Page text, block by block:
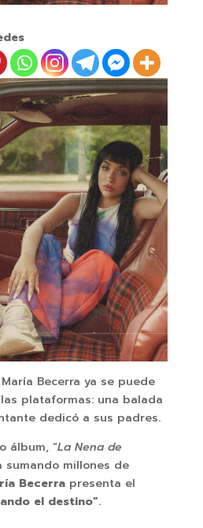
Becerra ya se puede
plataformas: una balada
dedicó a sus padres.
álbum, “La Nena de
sumando millones de
Becerrapresenta el
el destino”.